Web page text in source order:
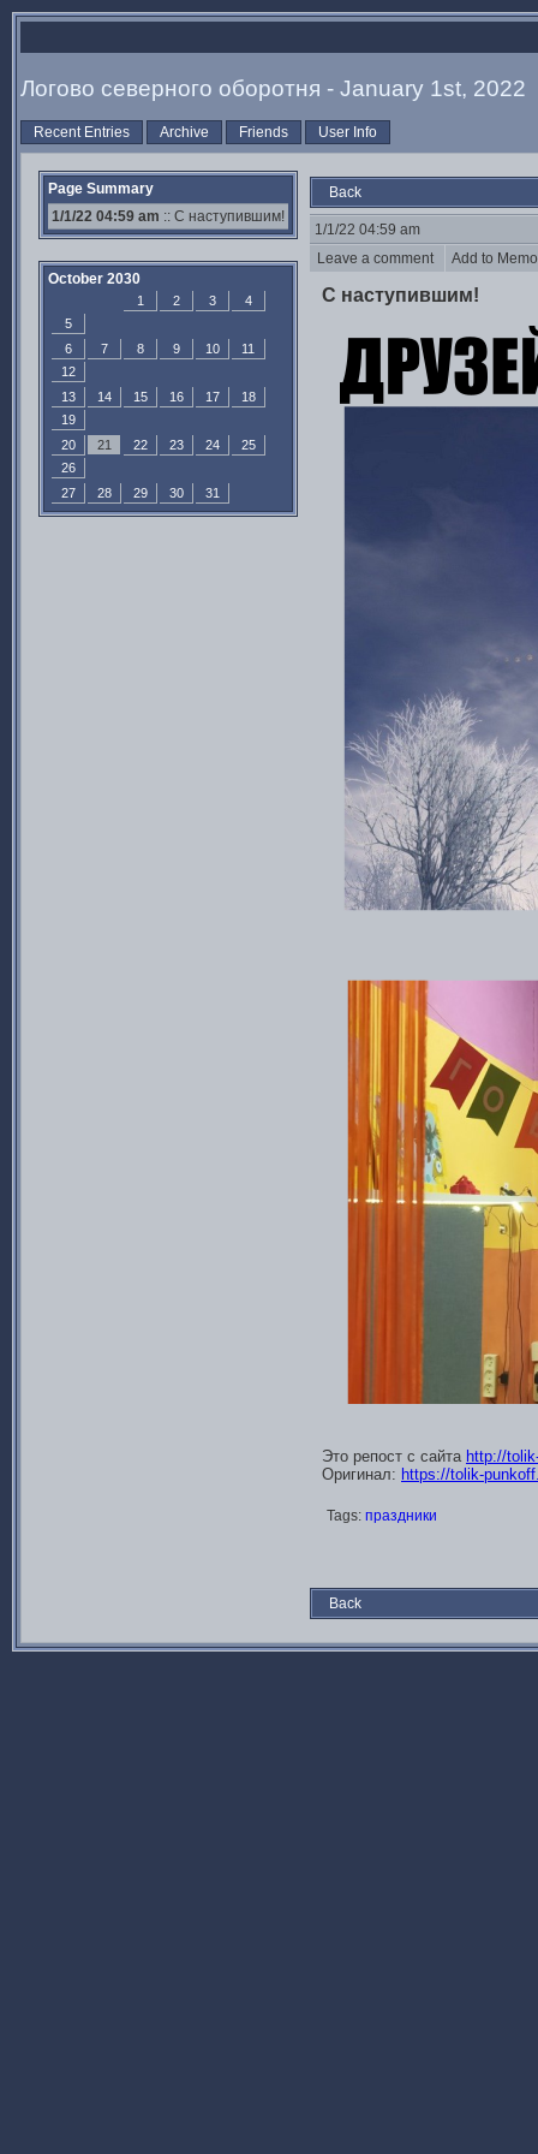
Логово северного оборотня - January 1st, 2022
Recent Entries Archive Friends User Info
Page Summary
1/1/22 04:59 am :: С наступившим!
October 2030
1 2 3
4
5
6
7 8 9 10
11
12
13
14 15 16 17
18
19
20
21 22 23 24
25
26
27
28 29 30 31
Back
1/1/22 04:59 am
Leave a comment
Add to
С наступившим!
Это репост с сайта http://
Оригинал: https://tolik-
Tags: праздники
Back